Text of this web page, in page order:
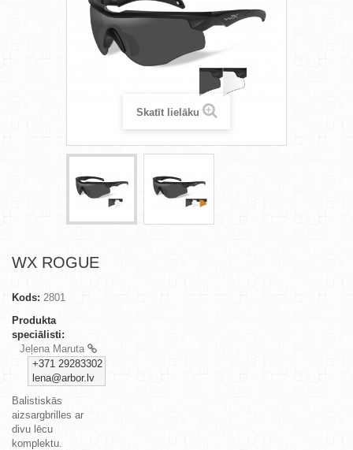
Skatīt lielāku
WX ROGUE
Kods: 2801
Produkta
speciālisti:
Jeļena Maruta
+371 29283302
lena@arbor.lv
Balistiskās
aizsargbrilles ar
divu lēcu
komplektu.